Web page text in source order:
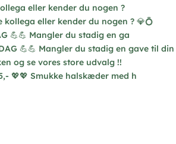
eller kender du nogen ?
💪💪 Mangler du stadig en ga
💖💖 Smukke halskæder med h